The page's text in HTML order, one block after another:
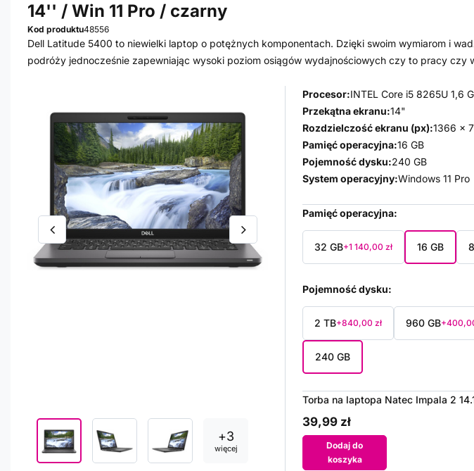
14'' / Win 11 Pro / czarny
Kod produktu48556
Dell Latitude 5400 to niewielki laptop o potężnych komponentach. Dzięki swoim wymiarom i
podróży jednocześnie zapewniając wysoki poziom osiągów wydajnościowych czy to pracy czy
+3
więcej
Procesor:INTEL Core i5 8265U 1,6
Przekątna ekranu:14"
Rozdzielczość ekranu (px):1366 x
Pamięć operacyjna:16 GB
Pojemność dysku:240 GB
System operacyjny:Windows 11 Pro
Pamięć operacyjna
32 GB+1 140,00 zł 16 GB
Pojemność dysku
2 TB+840,00 zł 960 GB
240 GB
Torba na laptopa Natec Impala 2
39,99 zł
Dodaj do
koszyka